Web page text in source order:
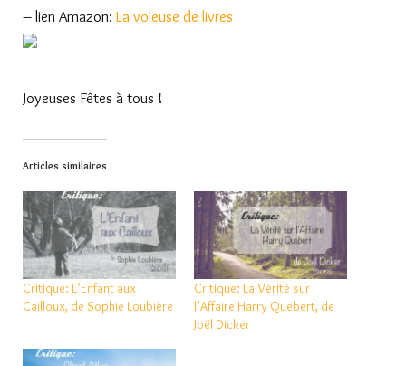
– lien Amazon: La voleuse de livres
Joyeuses Fêtes à tous !
Articles similaires
Critique: L’Enfant aux
Cailloux, de Sophie Loubière
Critique: La Vérité sur
l’Affaire Harry Quebert, de
Joël Dicker